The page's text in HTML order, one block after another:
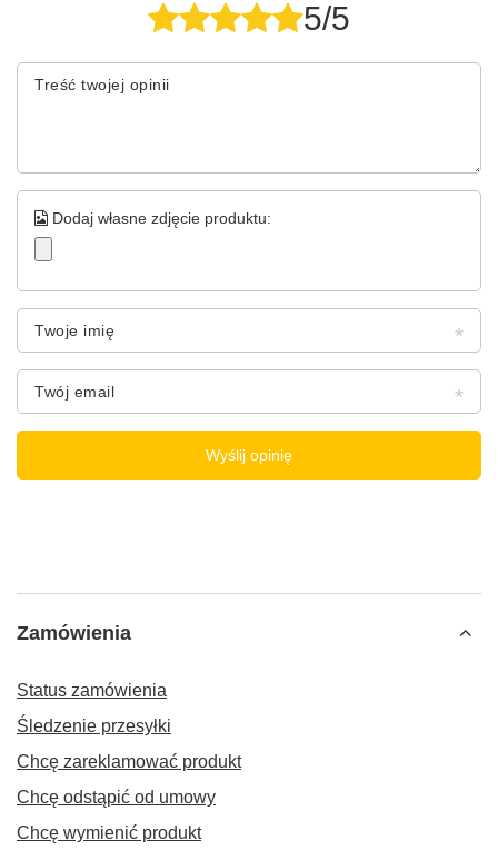
5/5
Treść twojej opinii
Dodaj własne zdjęcie produktu:
Twoje imię
Twój email
Wyślij opinię
Zamówienia
Status zamówienia
Śledzenie przesyłki
Chcę zareklamować produkt
Chcę odstąpić od umowy
Chcę wymienić produkt